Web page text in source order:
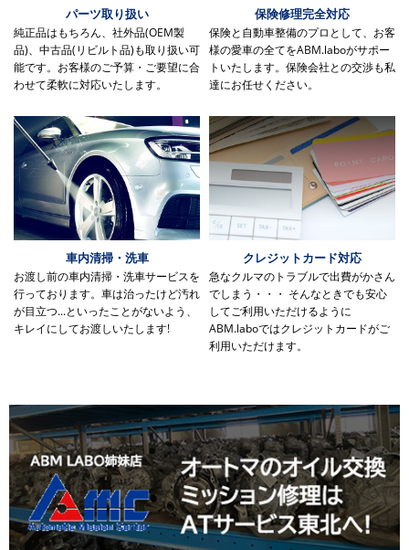
パーツ取り扱い
純正品はもちろん、社外品(OEM製
品)、中古品(リビルト品)も取り扱い可
能です。お客様のご予算・ご要望に合
わせて柔軟に対応いたします。
保険修理完全対応
保険と自動車整備のプロとして、お客
様の愛車の全てをABM.laboがサポー
トいたします。保険会社との交渉も私
達にお任せください。
車内清掃・洗車
お渡し前の車内清掃・洗車サービスを
行っております。車は治ったけど汚れ
が目立つ...といったことがないよう、
キレイにしてお渡しいたします!
クレジットカード対応
急なクルマのトラブルで出費がかさん
でしまう・・・ そんなときでも安心
してご利用いただけるように
ABM.laboではクレジットカードがご
利用いただけます。